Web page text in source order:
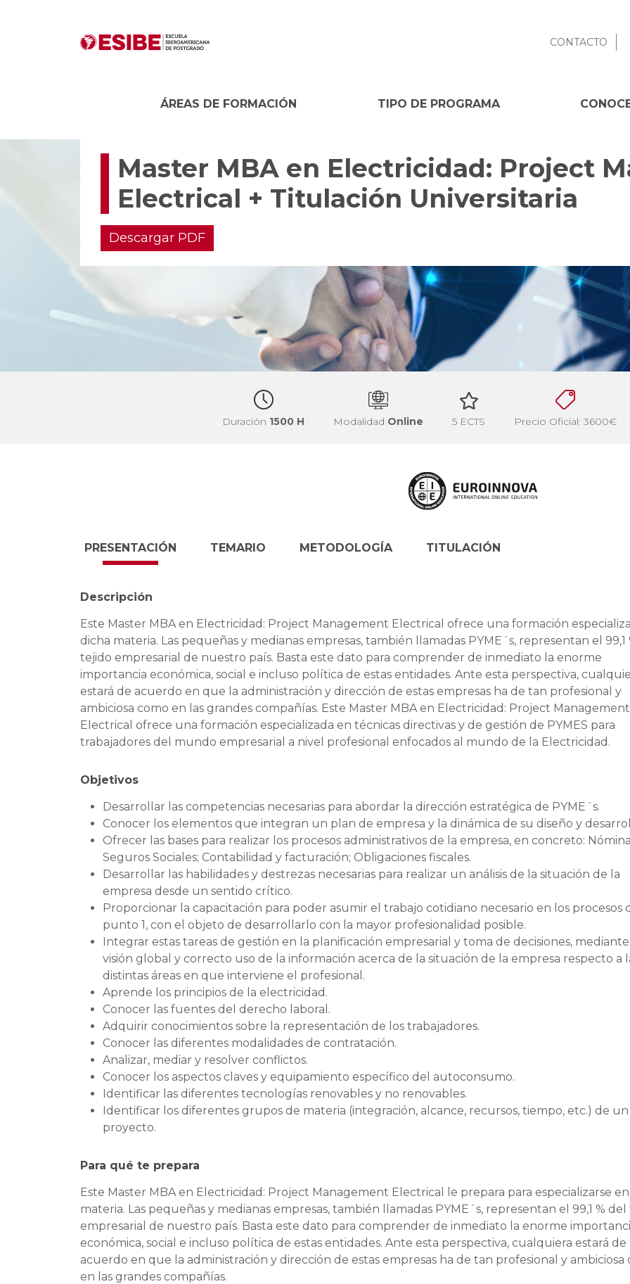
CONTACTO
ÁREAS DE FORMACIÓN TIPO DE PROGRAMA
Master MBA en Electricidad: Project
Electrical + Titulación Universitaria
Descargar PDF
Duración 1500 H Modalidad Online 5 ECTS Precio Oficial: 3600€
PRESENTACIÓN
Descripción
Este Master MBA en Electricidad: Project Management Electrical ofrece una formación
dicha materia. Las pequeñas y medianas empresas, también llamadas PYME´s, representan el 99,1
tejido empresarial de nuestro país. Basta este dato para comprender de inmediato la enorme
importancia económica, social e incluso política de estas entidades. Ante esta perspectiva,
estará de acuerdo en que la administración y dirección de estas empresas ha de tan profesional y
ambiciosa como en las grandes compañías. Este Master MBA en Electricidad: Project Management
Electrical ofrece una formación especializada en técnicas directivas y de gestión de PYMES para
trabajadores del mundo empresarial a nivel profesional enfocados al mundo de la Electricidad.
Objetivos
Desarrollar las competencias necesarias para abordar la dirección estratégica de PYME´s.
Conocer los elementos que integran un plan de empresa y la dinámica de su diseño y
Ofrecer las bases para realizar los procesos administrativos de la empresa, en concreto:
Seguros Sociales; Contabilidad y facturación; Obligaciones fiscales.
Desarrollar las habilidades y destrezas necesarias para realizar un análisis de la situación de la
empresa desde un sentido crítico.
Proporcionar la capacitación para poder asumir el trabajo cotidiano necesario en los procesos
punto 1, con el objeto de desarrollarlo con la mayor profesionalidad posible.
Integrar estas tareas de gestión en la planificación empresarial y toma de decisiones,
visión global y correcto uso de la información acerca de la situación de la empresa respecto a
distintas áreas en que interviene el profesional.
Aprende los principios de la electricidad.
Conocer las fuentes del derecho laboral.
Adquirir conocimientos sobre la representación de los trabajadores.
Conocer las diferentes modalidades de contratación.
Analizar, mediar y resolver conflictos.
Conocer los aspectos claves y equipamiento específico del autoconsumo.
Identificar las diferentes tecnologías renovables y no renovables.
Identificar los diferentes grupos de materia (integración, alcance, recursos, tiempo, etc.) de un
proyecto.
Para qué te prepara
Este Master MBA en Electricidad: Project Management Electrical le prepara para especializarse
materia. Las pequeñas y medianas empresas, también llamadas PYME´s, representan el 99,1 %
empresarial de nuestro país. Basta este dato para comprender de inmediato la enorme
económica, social e incluso política de estas entidades. Ante esta perspectiva, cualquiera estará de
acuerdo en que la administración y dirección de estas empresas ha de tan profesional y ambiciosa
en las grandes compañías.
TEMARIO METODOLOGÍA TITULACIÓN